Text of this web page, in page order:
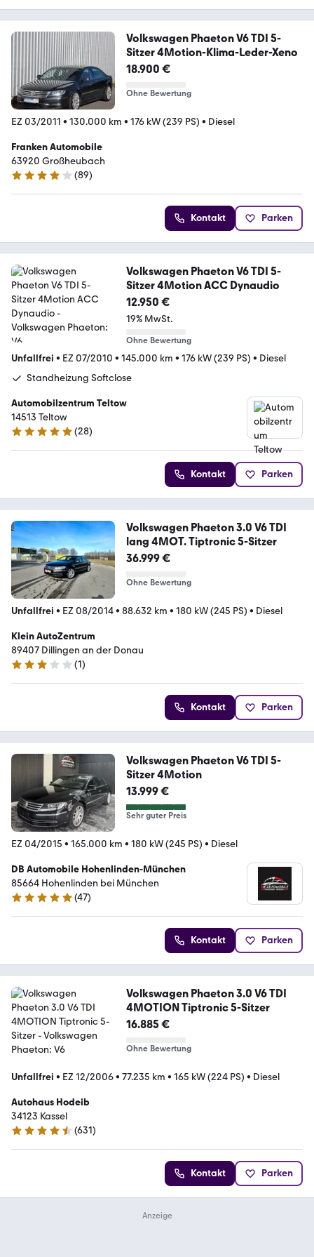
Volkswagen Phaeton V6 TDI 5-
Sitzer 4Motion-Klima-Leder-Xeno
18.900 €
Ohne Bewertung
EZ 03/2011 • 130.000 km • 176 kW (239 PS) • Diesel
Franken Automobile
63920 Großheubach
4.1 Sterne
(89)
Kontakt Parken
Volkswagen Phaeton V6 TDI 5-
Sitzer 4Motion ACC Dynaudio
12.950 €
19% MwSt.
Ohne Bewertung
Unfallfrei • EZ 07/2010 • 145.000 km • 176 kW (239 PS) • Diesel
Standheizung Softclose
Automobilzentrum Teltow
14513 Teltow
5 Sterne
(28)
Kontakt Parken
Volkswagen Phaeton 3.0 V6 TDI
lang 4MOT. Tiptronic 5-Sitzer
36.999 €
Ohne Bewertung
Unfallfrei • EZ 08/2014• 88.632 km • 180 kW (245 PS) • Diesel
Klein AutoZentrum
89407 Dillingen an der Donau
3 Sterne
(1)
Kontakt Parken
Volkswagen Phaeton V6 TDI 5-
Sitzer 4Motion
13.999 €
Sehr guter Preis
EZ 04/2015 • 165.000 km • 180 kW (245 PS) • Diesel
DB Automobile Hohenlinden-München
85664 Hohenlinden bei München
4.8 Sterne
(47)
Kontakt Parken
Volkswagen Phaeton 3.0 V6 TDI
4MOTION Tiptronic 5-Sitzer
16.885 €
Ohne Bewertung
Unfallfrei • EZ 12/2006• 77.235 km • 165 kW (224 PS) • Diesel
Autohaus Hodeib
34123 Kassel
4.6 Sterne
(631)
Kontakt Parken